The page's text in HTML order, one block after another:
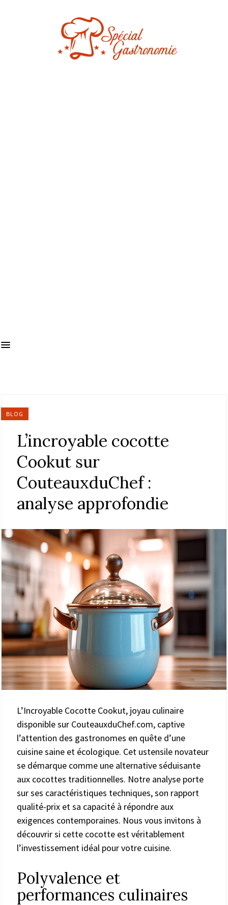
BLOG
L’incroyable cocotte
Cookut sur
CouteauxduChef :
analyse approfondie
L’Incroyable Cocotte Cookut, joyau culinaire
disponible sur CouteauxduChef.com, captive
l’attention des gastronomes en quête d’une
cuisine saine et écologique. Cet ustensile novateur
se démarque comme une alternative séduisante
aux cocottes traditionnelles. Notre analyse porte
sur ses caractéristiques techniques, son rapport
qualité-prix et sa capacité à répondre aux
exigences contemporaines. Nous vous invitons à
découvrir si cette cocotte est véritablement
l’investissement idéal pour votre cuisine.
Polyvalence et
performances culinaires